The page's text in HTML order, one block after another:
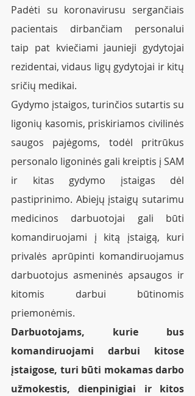
Padėti su koronavirusu sergančiais
pacientais dirbančiam personalui
taip pat kviečiami jaunieji gydytojai
rezidentai, vidaus ligų gydytojai ir kitų
sričių medikai.
Gydymo įstaigos, turinčios sutartis su
ligonių kasomis, priskiriamos civilinės
saugos pajėgoms, todėl pritrūkus
personalo ligoninės gali kreiptis į SAM
ir kitas gydymo įstaigas dėl
pastiprinimo. Abiejų įstaigų sutarimu
medicinos darbuotojai gali būti
komandiruojami į kitą įstaigą, kuri
privalės aprūpinti komandiruojamus
darbuotojus asmeninės apsaugos ir
kitomis darbui būtinomis
priemonėmis.
Darbuotojams, kurie bus
komandiruojami darbui kitose
įstaigose, turi būti mokamas darbo
užmokestis, dienpinigiai ir kitos